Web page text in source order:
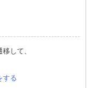
して、
する